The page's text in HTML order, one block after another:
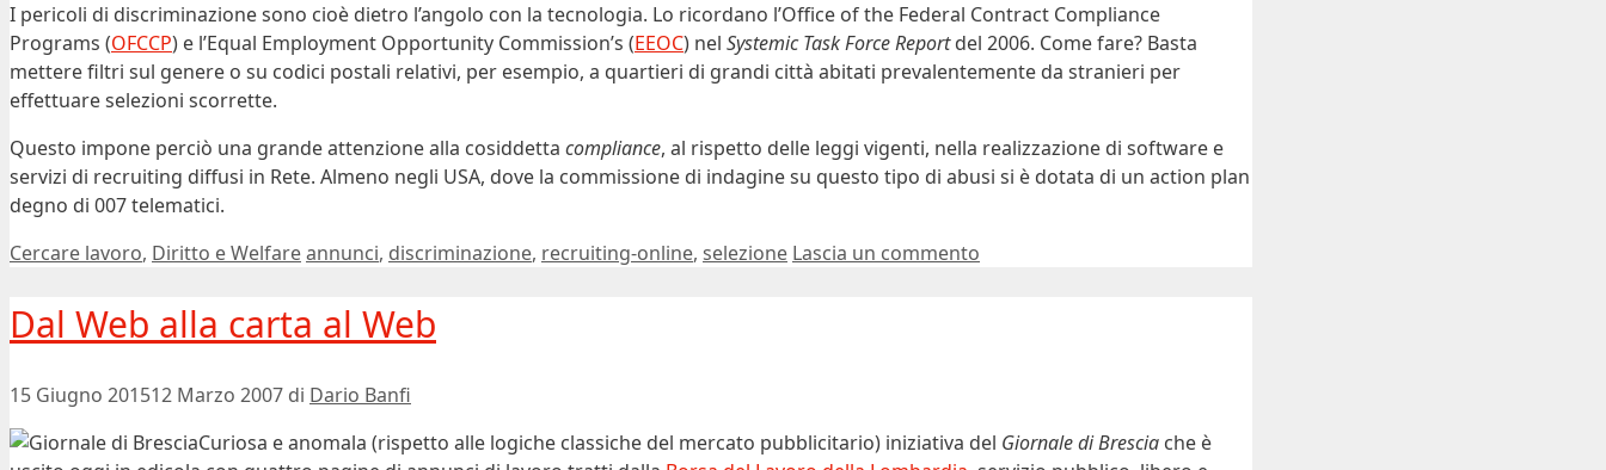
I pericoli di discriminazione sono cioè dietro l’angolo con la tecnologia. Lo ricordano l’Office of the Federal Contract Compliance
Programs (OFCCP) e l’Equal Employment Opportunity Commission’s (EEOC) nel Systemic Task Force Reportdel 2006. Come fare? Basta
mettere filtri sul genere o su codici postali relativi, per esempio, a quartieri di grandi città abitati prevalentemente da stranieri per
effettuare selezioni scorrette.
Questo impone perciò una grande attenzione alla cosiddetta compliance, al rispetto delle leggi vigenti, nella realizzazione di software e
servizi di recruiting diffusi in Rete. Almeno negli USA, dove la commissione di indagine su questo tipo di abusi si è dotata di un action plan
degno di 007 telematici.
Categorie
Cercare lavoro, Diritto e WelfareTag
annunci, discriminazione, recruiting-online, selezione Lascia un commento
Dal Web alla carta al Web
15 Giugno 201512 Marzo 2007 di Dario Banfi
Curiosa e anomala (rispetto alle logiche classiche del mercato pubblicitario) iniziativa del Giornale di Brescia che è